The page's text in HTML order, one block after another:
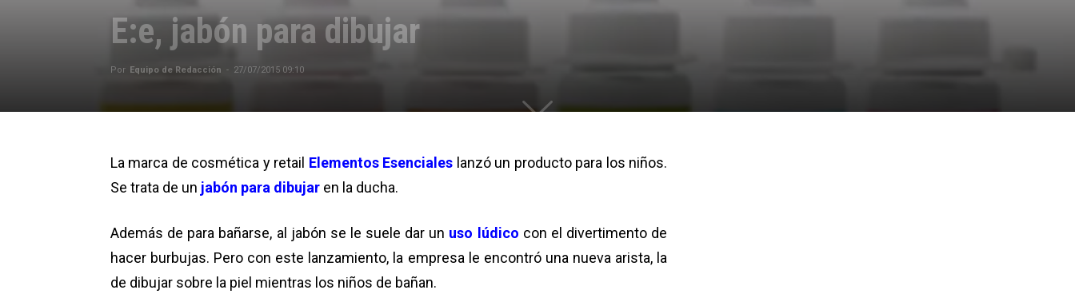
E:e, jabón para dibujar
Por Equipo de Redacción - 27/07/2015 09:10
La marca de cosmética y retail Elementos Esenciales lanzó un producto para los niños.
Se trata de un jabón para dibujar en la ducha.
Además de para bañarse, al jabón se le suele dar un uso lúdico con el divertimento de
hacer burbujas. Pero con este lanzamiento, la empresa le encontró una nueva arista, la
de dibujar sobre la piel mientras los niños de bañan.